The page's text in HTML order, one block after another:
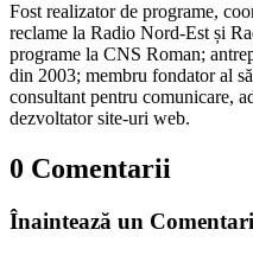
Fost realizator de programe,
reclame la Radio Nord-Est și
programe la CNS Roman;
din 2003; membru fondator al
consultant pentru comunicare,
dezvoltator site-uri web.
0 Comentarii
Înaintează un